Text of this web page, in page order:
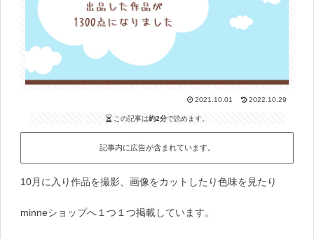
2021.10.01 2022.10.29
この記事は約2分で読めます。
記事内に広告が含まれています。
10月に入り作品を撮影、画像をカットしたり色味を見たり
minneショップへ１つ１つ掲載しています。